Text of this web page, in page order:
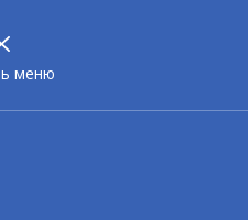
меню
ул. Сафонова
«Малые